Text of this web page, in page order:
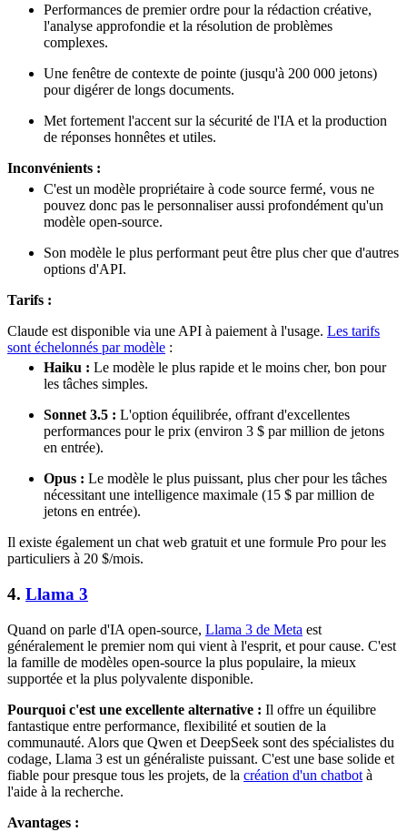
Performances de premier ordre pour la rédaction créative,
l'analyse approfondie et la résolution de problèmes
complexes.
Une fenêtre de contexte de pointe (jusqu'à 200 000 jetons)
pour digérer de longs documents.
Met fortement l'accent sur la sécurité de l'IA et la production
de réponses honnêtes et utiles.
Inconvénients :
C'est un modèle propriétaire à code source fermé, vous ne
pouvez donc pas le personnaliser aussi profondément qu'un
modèle open-source.
Son modèle le plus performant peut être plus cher que d'autres
options d'API.
Tarifs :
Claude est disponible via une API à paiement à l'usage. Les tarifs
sont échelonnés par modèle :
Haiku : Le modèle le plus rapide et le moins cher, bon pour
les tâches simples.
Sonnet 3.5 : L'option équilibrée, offrant d'excellentes
performances pour le prix (environ 3 $ par million de jetons
en entrée).
Opus : Le modèle le plus puissant, plus cher pour les tâches
nécessitant une intelligence maximale (15 $ par million de
jetons en entrée).
Il existe également un chat web gratuit et une formule Pro pour les
particuliers à 20 $/mois.
4. Llama 3
Quand on parle d'IA open-source, Llama 3 de Meta est
généralement le premier nom qui vient à l'esprit, et pour cause. C'est
la famille de modèles open-source la plus populaire, la mieux
supportée et la plus polyvalente disponible.
Pourquoi c'est une excellente alternative : Il offre un équilibre
fantastique entre performance, flexibilité et soutien de la
communauté. Alors que Qwen et DeepSeek sont des spécialistes du
codage, Llama 3 est un généraliste puissant. C'est une base solide et
fiable pour presque tous les projets, de la création d'un chatbot à
l'aide à la recherche.
Avantages :